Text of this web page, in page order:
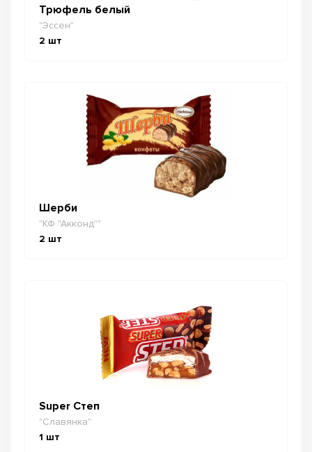
Трюфель белый
"Эссен"
2 шт
Шерби
"КФ "Акконд""
2 шт
Super Степ
"Славянка"
1 шт